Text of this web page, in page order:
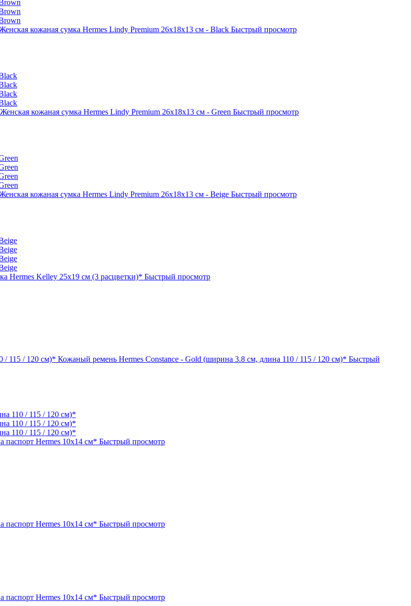
кожаная сумка Hermes Lindy Premium 26x18x13 см - Black Быстрый просмотр
Женская кожаная сумка Hermes Lindy Premium 26x18x13 см - Green Быстрый просмотр
кожаная сумка Hermes Lindy Premium 26x18x13 см - Beige Быстрый просмотр
Hermes Kelley 25x19 см (3 расцветки)* Быстрый просмотр
Кожаный ремень Hermes Constance - Gold (ширина 3.8 см, длина 110 / 115 / 120 см)* Быстрый
паспорт Hermes 10х14 см* Быстрый просмотр
паспорт Hermes 10х14 см* Быстрый просмотр
паспорт Hermes 10х14 см* Быстрый просмотр